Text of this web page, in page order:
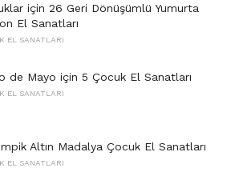
için 26 Geri Dönüşümlü Yumurta
El Sanatları
EL SANATLARI
de Mayo için 5 Çocuk El Sanatları
EL SANATLARI
Altın Madalya Çocuk El Sanatları
EL SANATLARI